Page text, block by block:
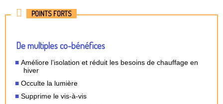
POINTS FORTS
De multiples co-bénéfices
Améliore l’isolation et réduit les besoins de chauffage en
hiver
Occulte la lumière
Supprime le vis-à-vis